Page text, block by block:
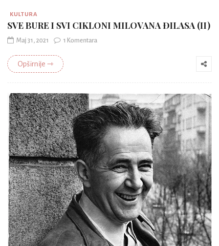
KULTURA
SVE BURE I SVI CIKLONI MILOVANA ĐILASA (II)
Maj 31, 2021 1 Komentara
Opširnije ⇾